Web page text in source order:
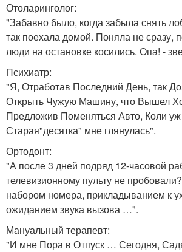
Отоларинголог:
"Забавно было, когда забыла снять
так поехала домой. Поняла не сразу,
люди на остановке косились. Опа! -
Психиатр:
"Я, Отработав Последний День, так
Открыть Чужую Машину, что Вышел
Предложив Поменяться Авто, Коли уж
Старая"десятка" мне глянулась".
Ортодонт:
"А после 3 дней подряд 12-часовой
телевизионному пульту не
набором номера, прикладыванием к
ожиданием звука вызова …".
Мануальный терапевт:
"И мне Пора в Отпуск … Сегодня,